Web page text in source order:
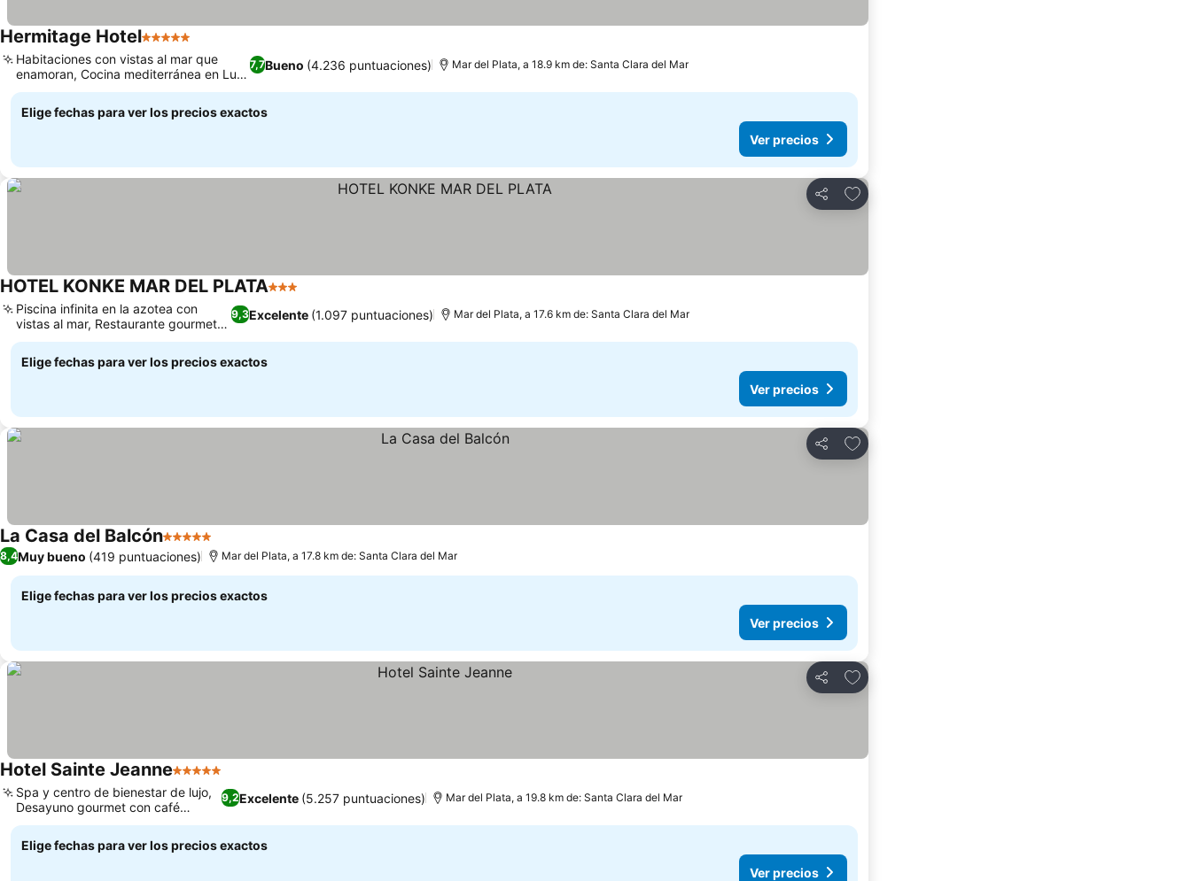
Hermitage Hotel5 Estrellas
7,7Bueno (4.236 puntuaciones)
Habitaciones con vistas al mar que
enamoran, Cocina mediterránea en Luis
Alberto
Mar del Plata, a 18.9 km de: Santa Clara del Mar
Elige fechas para ver los precios exactos
Ver precios
Compartir
Agregar a favoritos
HOTEL KONKE MAR DEL PLATA3 Estrellas
9,3Excelente (1.097 puntuaciones)
Piscina infinita en la azotea con
vistas al mar, Restaurante gourmet
argentino
Mar del Plata, a 17.6 km de: Santa Clara del Mar
Elige fechas para ver los precios exactos
Ver precios
Compartir
Agregar a favoritos
La Casa del Balcón5 Estrellas
8,4Muy bueno (419 puntuaciones) Mar del Plata, a 17.8 km de: Santa Clara del Mar
Elige fechas para ver los precios exactos
Ver precios
Compartir
Agregar a favoritos
Hotel Sainte Jeanne5 Estrellas
9,2Excelente (5.257 puntuaciones)
Spa y centro de bienestar de lujo,
Desayuno gourmet con café
premium
Mar del Plata, a 19.8 km de: Santa Clara del Mar
Elige fechas para ver los precios exactos
Ver precios